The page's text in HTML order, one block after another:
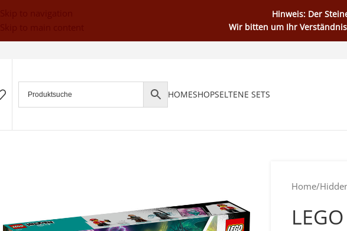
Hinweis: Der
Wir bitten um Ihr
HOMESHOPSELTENE SETS
Home/